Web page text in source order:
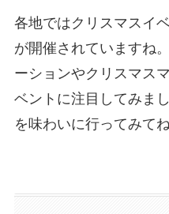
各地ではクリスマスイ
が開催されていますね
ーションやクリスマス
ベントに注目してみま
を味わいに行ってみて